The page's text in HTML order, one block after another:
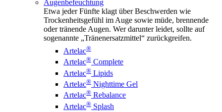
Augenbefeuchtung
Etwa jeder Fünfte klagt über Beschwerden wie
Trockenheitsgefühl im Auge sowie müde, brennende
oder tränende Augen. Wer darunter leidet, sollte auf
sogenannte „Tränenersatzmittel“ zurückgreifen.
Artelac®
Artelac® Complete
Artelac® Lipids
Artelac® Nighttime Gel
Artelac® Rebalance
Artelac® Splash